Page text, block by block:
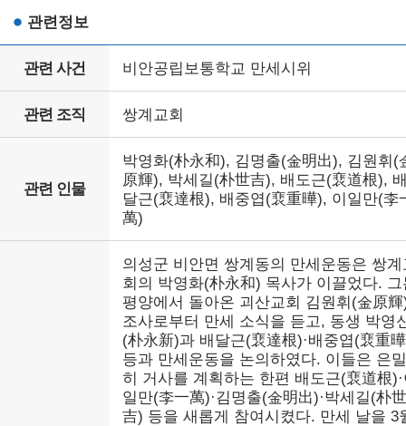
관련정보
관련 사건 비안공립보통학교 만세시위
관련 조직 쌍계교회
관련 인물
박영화(朴永和), 김명출(金明出), 김원휘(
原輝), 박세길(朴世吉), 배도근(裵道根),
달근(裵達根), 배중엽(裵重曄), 이일만(李
萬)
의성군 비안면 쌍계동의 만세운동은 쌍계
회의 박영화(朴永和) 목사가 이끌었다. 그
평양에서 돌아온 괴산교회 김원휘(金原
조사로부터 만세 소식을 듣고, 동생 박영
(朴永新)과 배달근(裵達根)·배중엽(裵重
등과 만세운동을 논의하였다. 이들은 은밀
히 거사를 계획하는 한편 배도근(裵道根
일만(李一萬)·김명출(金明出)·박세길(朴世
吉) 등을 새롭게 참여시켰다. 만세 날을 3